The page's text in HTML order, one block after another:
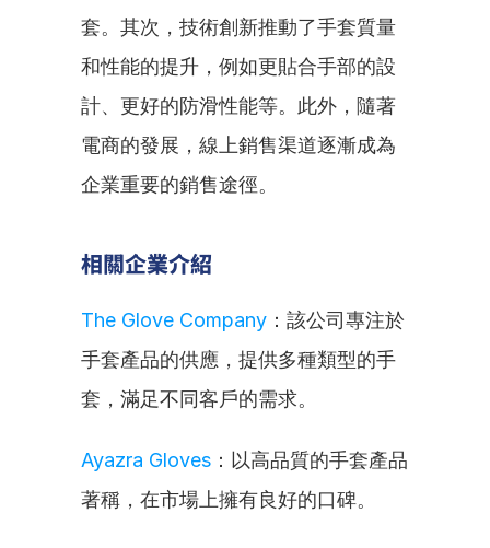
套。其次，技術創新推動了手套質量
和性能的提升，例如更貼合手部的設
計、更好的防滑性能等。此外，隨著
電商的發展，線上銷售渠道逐漸成為
企業重要的銷售途徑。
相關企業介紹
The Glove Company ：該公司專注於
手套產品的供應，提供多種類型的手
套，滿足不同客戶的需求。
Ayazra Gloves ：以高品質的手套產品
著稱，在市場上擁有良好的口碑。